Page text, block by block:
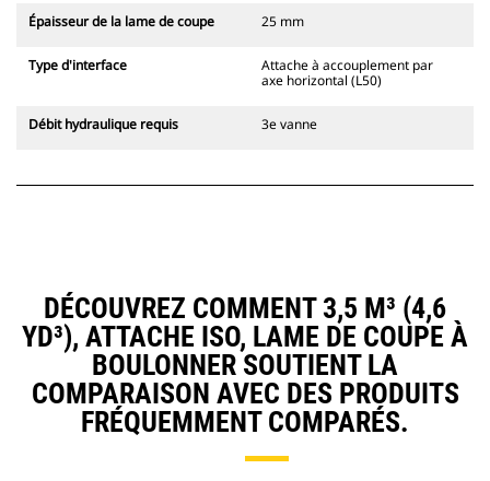
Épaisseur de la lame de coupe 25 mm
Type d'interface
Attache à accouplement par
axe horizontal (L50)
Débit hydraulique requis 3e vanne
DÉCOUVREZ COMMENT 3,5 M³ (4,6
YD³), ATTACHE ISO, LAME DE COUPE À
BOULONNER SOUTIENT LA
COMPARAISON AVEC DES PRODUITS
FRÉQUEMMENT COMPARÉS.